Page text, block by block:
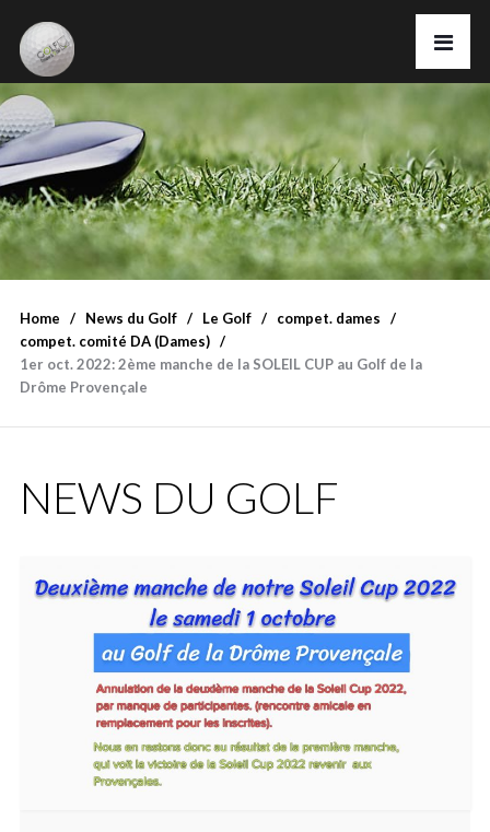
Home News du Golf Le Golf
compet. dames
compet. comité DA (Dames)
1er oct. 2022: 2ème manche de la SOLEIL CUP au Golf de la
Drôme Provençale
NEWS DU GOLF